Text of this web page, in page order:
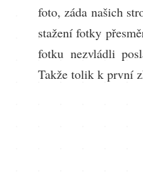
foto, záda našich
stažení fotky
fotku nezvládli
Takže tolik k první